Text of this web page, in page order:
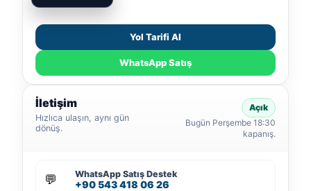
Yol Tarifi Al
WhatsApp Satış
İletişim
Hızlıca ulaşın, aynı gün
dönüş.
Açık
Bugün Perşembe 18:30
kapanış.
💬 WhatsApp Satış Destek
+90 543 418 06 26